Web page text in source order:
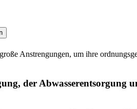
Anstrengungen, um ihre
der Abwasserentsorgung